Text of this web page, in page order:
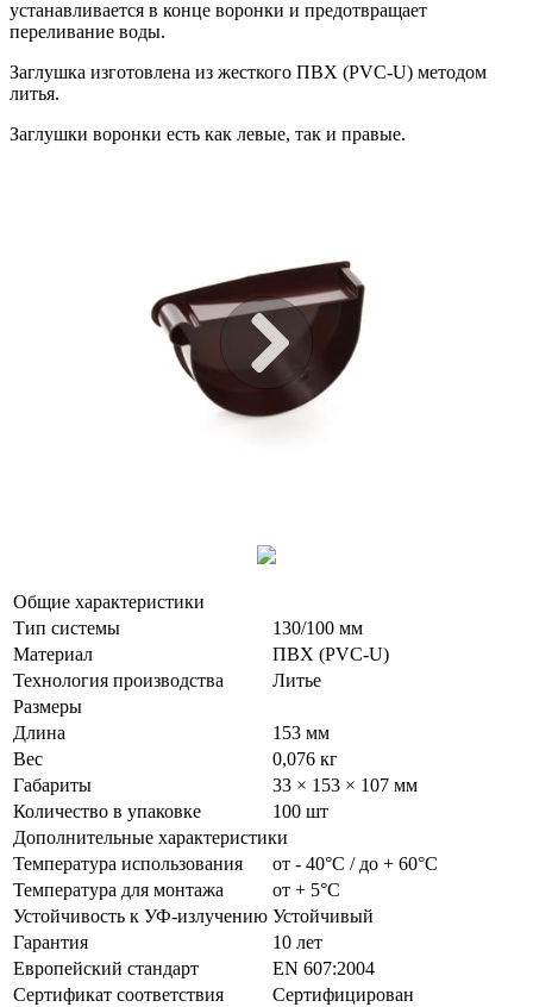
устанавливается в конце воронки и предотвращает
переливание воды.
Заглушка изготовлена из жесткого ПВХ (PVC-U) методом
литья.
Заглушки воронки есть как левые, так и правые.
Общие характеристики
Тип системы
130/100 мм
Материал
ПВХ (PVC-U)
Технология производства
Литье
Размеры
Длина
153 мм
Вес
0,076 кг
Габариты
33 × 153 × 107 мм
Количество в упаковке
100 шт
Дополнительные характеристики
Температура использования
от - 40°С / до + 60°С
Температура для монтажа
от + 5°С
Устойчивость к УФ-излучению Устойчивый
Гарантия
10 лет
Европейский стандарт
EN 607:2004
Сертификат соответствия
Сертифицирован